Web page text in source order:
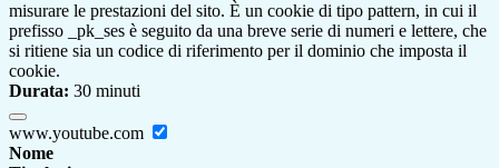
misurare le prestazioni del sito. È un cookie di tipo pattern, in cui il
prefisso _pk_ses è seguito da una breve serie di numeri e lettere, che
si ritiene sia un codice di riferimento per il dominio che imposta il
cookie.
Durata: 30 minuti
www.youtube.com
Nome